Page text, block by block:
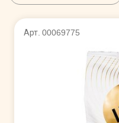
Арт. 00069775